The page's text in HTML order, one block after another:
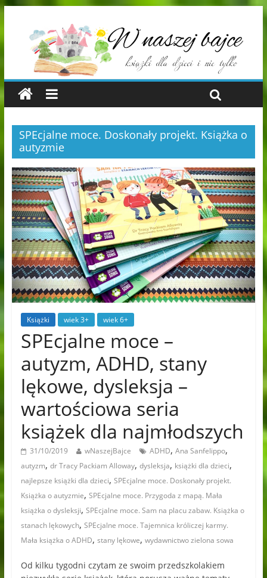
SPEcjalne moce. Doskonały projekt. Książka o
autyzmie
Książki wiek 3+ wiek 6+
SPEcjalne moce –
autyzm, ADHD, stany
lękowe, dysleksja –
wartościowa seria
książek dla najmłodszych
31/10/2019 wNaszejBajce ADHD, Ana Sanfelippo,
autyzm, dr Tracy Packiam Alloway, dysleksja, książki dla dzieci,
najlepsze książki dla dzieci, SPEcjalne moce. Doskonały projekt.
Książka o autyzmie, SPEcjalne moce. Przygoda z mapą. Mała
książka o dysleksji, SPEcjalne moce. Sam na placu zabaw. Książka o
stanach lękowych, SPEcjalne moce. Tajemnica króliczej karmy.
Mała książka o ADHD, stany lękowe, wydawnictwo zielona sowa
Od kilku tygodni czytam ze swoim przedszkolakiem